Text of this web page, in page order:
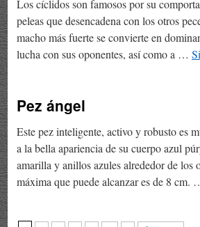
Los cíclidos son famosos por su
peleas que desencadena con los otros
macho más fuerte se convierte en
lucha con sus oponentes, así como a …
Pez ángel
Este pez inteligente, activo y robusto es
a la bella apariencia de su cuerpo azul
amarilla y anillos azules alrededor de los
máxima que puede alcanzar es de 8 cm.